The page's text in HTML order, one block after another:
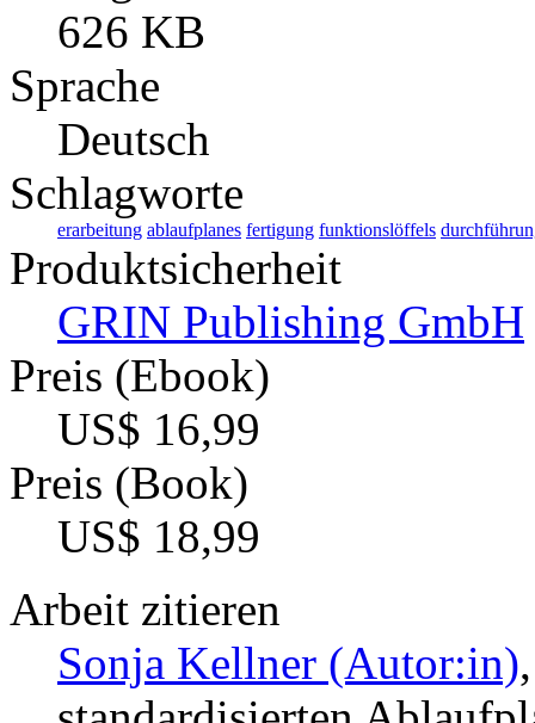
626 KB
Sprache
Deutsch
Schlagworte
erarbeitung ablaufplanes fertigung funktionslöffels
Produktsicherheit
GRIN Publishing GmbH
Preis (Ebook)
US$ 16,99
Preis (Book)
US$ 18,99
Arbeit zitieren
Sonja Kellner (Autor:in)